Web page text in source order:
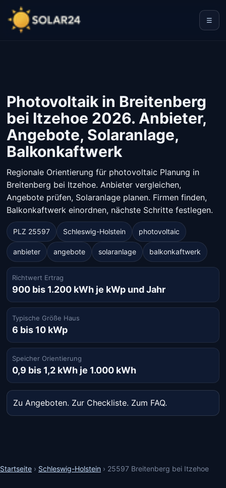
☰
Photovoltaik in Breitenberg
bei Itzehoe 2026. Anbieter,
Angebote, Solaranlage,
Balkonkaftwerk
Regionale Orientierung für photovoltaic Planung in
Breitenberg bei Itzehoe. Anbieter vergleichen,
Angebote prüfen, Solaranlage planen. Firmen finden,
Balkonkaftwerk einordnen, nächste Schritte festlegen.
PLZ 25597 Schleswig-Holstein photovoltaic
anbieter angebote solaranlage balkonkaftwerk
Richtwert Ertrag
900 bis 1.200 kWh je kWp und Jahr
Typische Größe Haus
6 bis 10 kWp
Speicher Orientierung
0,9 bis 1,2 kWh je 1.000 kWh
Zu Angeboten. Zur Checkliste. Zum FAQ.
Startseite › Schleswig-Holstein › 25597 Breitenberg bei Itzehoe